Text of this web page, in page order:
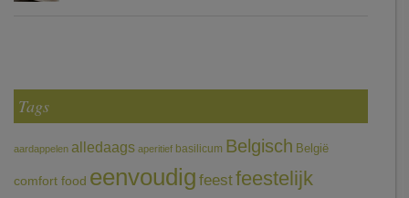
Tags
aardappelen alledaags aperitief basilicum Belgisch België
comfort food eenvoudig feestfeestelijk